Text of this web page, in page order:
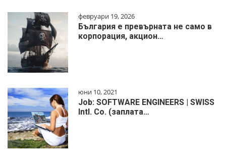
февруари 19, 2026
България е превърната не само в
корпорация, акцион…
юни 10, 2021
Job: SOFTWARE ENGINEERS | SWISS
Intl. Co. (заплата…